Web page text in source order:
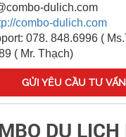
dulich.com
combo-dulich.com
078. 848.6996 (
( Mr. Thạch)
GỬI YÊU CẦU TƯ VẤN
DU LỊCH